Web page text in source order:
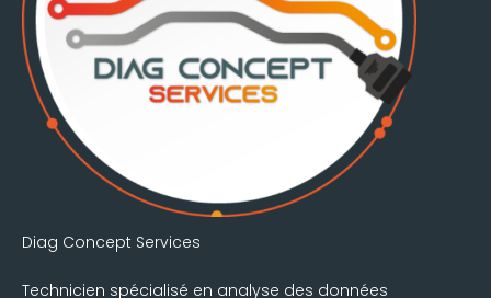
Diag Concept Services
Technicien spécialisé en analyse des données